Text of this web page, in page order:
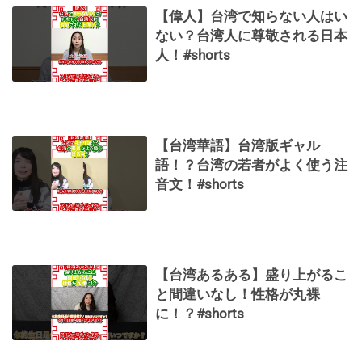
【偉人】台湾で知らない人はい
ない？台湾人に尊敬される日本
人！#shorts
【台湾華語】台湾版ギャル
語！？台湾の若者がよく使う注
音文！#shorts
【台湾あるある】盛り上がるこ
と間違いなし！性格が丸裸
に！？#shorts